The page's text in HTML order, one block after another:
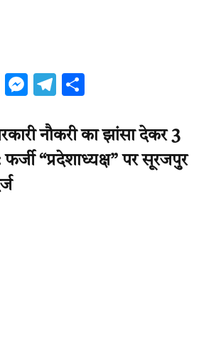
WhatsApp
Messenger
Telegram
नौकरी का झांसा देकर 3
“प्रदेशाध्यक्ष” पर सूरजपुर